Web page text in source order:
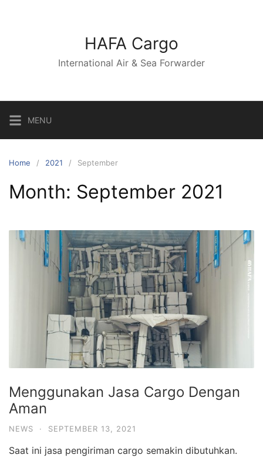
HAFA Cargo
International Air & Sea Forwarder
MENU
Home 2021 September
Month: September 2021
Menggunakan Jasa Cargo Dengan
Aman
NEWS · SEPTEMBER 13, 2021
Saat ini jasa pengiriman cargo semakin dibutuhkan.